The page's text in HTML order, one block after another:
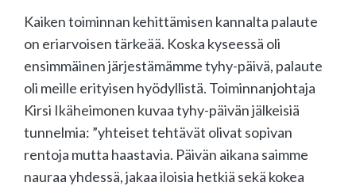
Kaiken toiminnan kehittämisen kannalta palaute
on eriarvoisen tärkeää. Koska kyseessä oli
ensimmäinen järjestämämme tyhy-päivä, palaute
oli meille erityisen hyödyllistä. Toiminnanjohtaja
Kirsi Ikäheimonen kuvaa tyhy-päivän jälkeisiä
tunnelmia: ”yhteiset tehtävät olivat sopivan
rentoja mutta haastavia. Päivän aikana saimme
nauraa yhdessä, jakaa iloisia hetkiä sekä kokea